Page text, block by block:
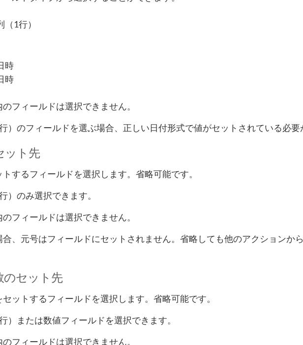
（1行）
時
時
フィールドは選択できません。
）のフィールドを選ぶ場合、正しい日付形式で値がセットされている必要
ット先
するフィールドを選択します。省略可能です。
）のみ選択できます。
フィールドは選択できません。
合、元号はフィールドにセットされません。省略しても他のアクションか
のセット先
ットするフィールドを選択します。省略可能です。
）または数値フィールドを選択できます。
フィールドは選択できません。